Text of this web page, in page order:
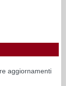
aggiornamenti